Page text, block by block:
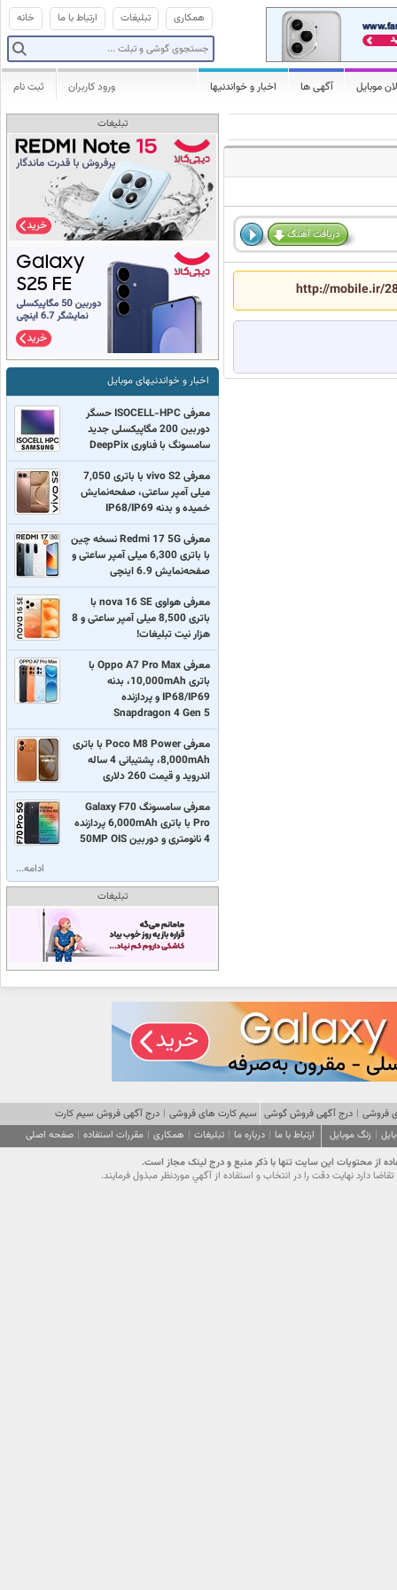
خانه ارتباط با ما تبلیغات همکاری
موبایل آگهی ها اخبار و خواندنیها ثبت نام ورود کاربران
دریافت آهنگ
http://mobile.ir/
تبلیغات
اخبار و خواندنیهای موبایل
معرفی ISOCELL-HPC حسگر
دوربین 200 مگاپیکسلی جدید
سامسونگ با فناوری DeepPix
معرفی vivo S2 با باتری 7,050
میلی آمپر ساعتی، صفحه‌نمایش
خمیده و بدنه IP68/IP69
معرفی Redmi 17 5G نسخه چین
با باتری 6,300 میلی آمپر ساعتی و
صفحه‌نمایش 6.9 اینچی
معرفی هواوی nova 16 SE با
باتری 8,500 میلی آمپر ساعتی و 8
هزار نیت تبلیغات!
معرفی Oppo A7 Pro Max با
باتری 10,000mAh، بدنه
IP68/IP69 و پردازنده
Snapdragon 4 Gen 5
معرفی Poco M8 Power با باتری
8,000mAh، پشتیبانی 4 ساله
اندروید و قیمت 260 دلاری
معرفی سامسونگ Galaxy F70
Pro با باتری 6,000mAh پردازنده
4 نانومتری و دوربین 50MP OIS
ادامه...
تبلیغات
فروشی | درج آگهی فروش گوشی سیم کارت های فروشی | درج آگهی فروش سیم کارت
| زنگ موبایل ارتباط با ما | درباره ما | تبلیغات | همکاری | مقررات استفاده | صفحه اصلی